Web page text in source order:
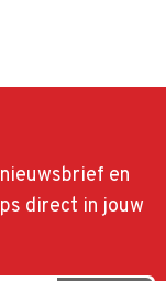
en
direct in jouw